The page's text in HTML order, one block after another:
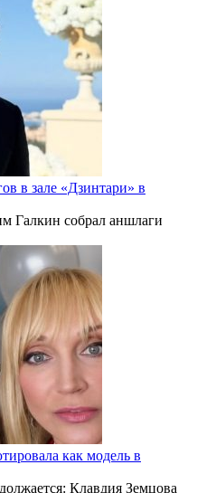
в зале «Дзинтари» в
Галкин собрал аншлаги
как модель в
Клавдия Земцова